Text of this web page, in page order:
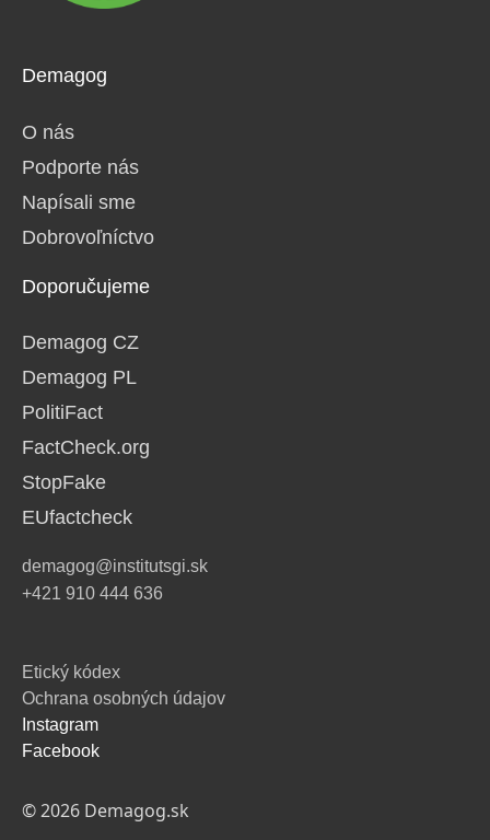
Demagog
O nás
Podporte nás
Napísali sme
Dobrovoľníctvo
Doporučujeme
Demagog CZ
Demagog PL
PolitiFact
FactCheck.org
StopFake
EUfactcheck
demagog@institutsgi.sk
+421 910 444 636
Etický kódex
Ochrana osobných údajov
Instagram
Facebook
© 2026 Demagog.sk